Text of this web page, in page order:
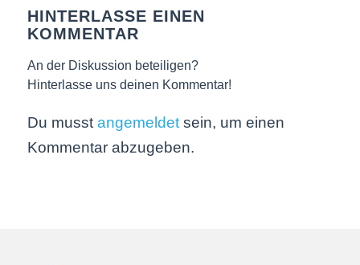
HINTERLASSE EINEN
KOMMENTAR
An der Diskussion beteiligen?
Hinterlasse uns deinen Kommentar!
Du musst angemeldetsein, um einen
Kommentar abzugeben.